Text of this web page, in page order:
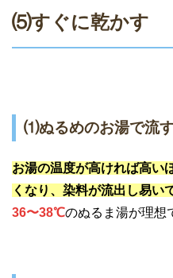
⑸すぐに乾かす
⑴ぬるめのお湯で流
お湯の温度が高ければ高い
くなり、染料が流出し易い
36〜38℃のぬるま湯が理想